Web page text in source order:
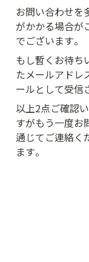
お問い合わせを
がかかる場合が
でございます。
もし暫くお待ち
たメールアドレ
ールとして受信
以上2点ご確認
すがもう一度お
通じてご連絡く
ます。